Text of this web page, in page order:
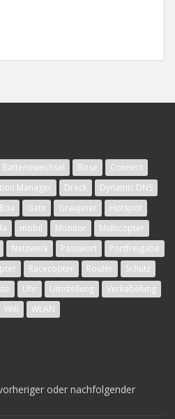
Batteriewechsel Bose
Connect
Manager Dreck
Dynamic DNS
Gate Graupner
Hotspot
mobil Monitor
Multicopter
Netzwerk Passwort
Portfreigabe
Racecopter Router
Schutz
Uhr Umstellung
Verkabelung
Wifi WLAN
oder nachfolgender